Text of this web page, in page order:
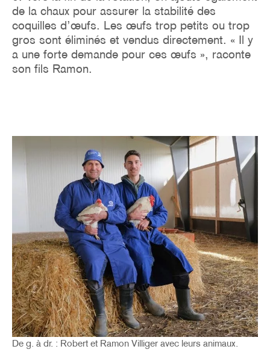
de la chaux pour assurer la stabilité des
coquilles d’œufs. Les œufs trop petits ou trop
gros sont éliminés et vendus directement. « Il y
a une forte demande pour ces œufs », raconte
son fils Ramon.
De g. à dr. : Robert et Ramon Villiger avec leurs animaux.